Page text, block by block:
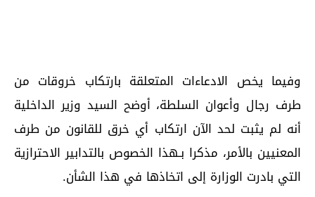
وفيما يخص الادعاءات المتعلقة بارتكاب خروقات من
طرف رجال وأعوان السلطة، أوضح السيد وزير الداخلية
أنه لم يثبت لحد الآن ارتكاب أي خرق للقانون من طرف
المعنيين بالأمر، مذكرا بـهذا الخصوص بالتدابير الاحترازية
التي بادرت الوزارة إلى اتخاذها في هذا الشأن.